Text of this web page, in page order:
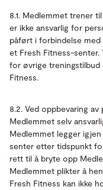
8.1. Medlemmet trener
er ikke ansvarlig for
påført i forbindelse
et Fresh Fitness-senter.
for øvrige treningstilbud
Fitness.
8.2. Ved oppbevaring
Medlemmet selv
Medlemmet legger
senter etter tidspunkt
rett til å bryte opp
Medlemmet plikter å
Fresh Fitness kan ikke